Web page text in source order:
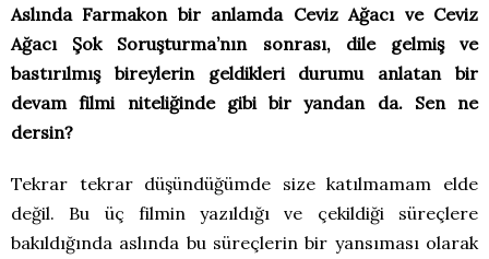
Aslında Farmakon bir anlamda Ceviz Ağacı ve Ceviz
Ağacı Şok Soruşturma’nın sonrası, dile gelmiş ve
bastırılmış bireylerin geldikleri durumu anlatan bir
devam filmi niteliğinde gibi bir yandan da. Sen ne
dersin?
Tekrar tekrar düşündüğümde size katılmamam elde
değil. Bu üç filmin yazıldığı ve çekildiği süreçlere
bakıldığında aslında bu süreçlerin bir yansıması olarak